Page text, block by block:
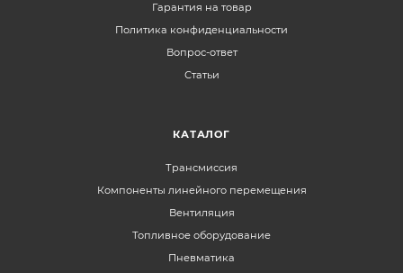
Гарантия на товар
Политика конфиденциальности
Вопрос-ответ
Статьи
КАТАЛОГ
Трансмиссия
Компоненты линейного перемещения
Вентиляция
Топливное оборудование
Пневматика